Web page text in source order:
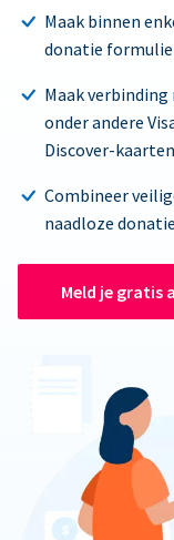
Maak binnen
donatie
Maak
onder andere
Discover-
Combineer
naadloze
Meld je gratis